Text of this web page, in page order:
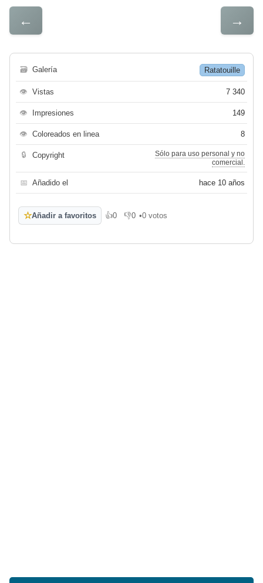
← →
🗃 Galería Ratatouille
👁 Vistas 7 340
👁 Impresiones 149
👁 Coloreados en linea 8
🔒 Copyright
Sólo para uso personal y no
comercial.
📅 Añadido el hace 10 años
☆Añadir a favoritos 👍0
Me gusta
👎0
No me gusta
•0 votos